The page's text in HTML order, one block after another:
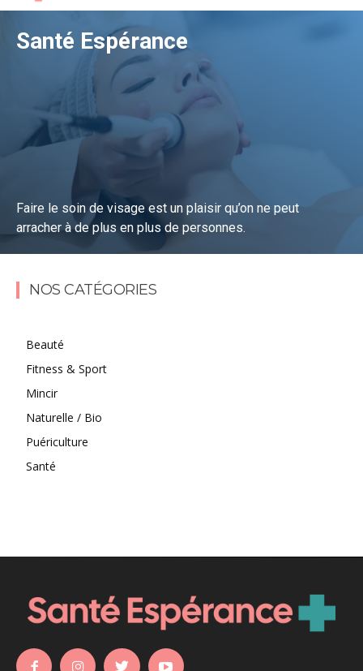
Santé Espérance
Faire le soin de visage est un plaisir qu’on ne peut
arracher à de plus en plus de personnes.
En savoir plus !
NOS CATÉGORIES
Beauté
Fitness & Sport
Mincir
Naturelle / Bio
Puériculture
Santé